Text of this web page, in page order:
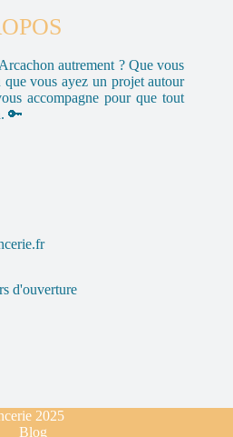
autrement ? Que vous
vous ayez un projet autour
accompagne pour que tout
🔑
d'ouverture
2025
Blog